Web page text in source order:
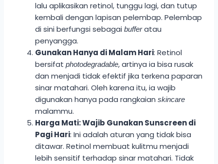
lalu aplikasikan retinol, tunggu lagi, dan tutup
kembali dengan lapisan pelembap. Pelembap
di sini berfungsi sebagai bufferatau
penyangga.
Gunakan Hanya di Malam Hari: Retinol
bersifat photodegradable, artinya ia bisa rusak
dan menjadi tidak efektif jika terkena paparan
sinar matahari. Oleh karena itu, ia wajib
digunakan hanya pada rangkaian skincare
malammu.
Harga Mati: Wajib Gunakan Sunscreen di
Pagi Hari: Ini adalah aturan yang tidak bisa
ditawar. Retinol membuat kulitmu menjadi
lebih sensitif terhadap sinar matahari. Tidak